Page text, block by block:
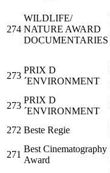
274
WILDLIFE/
NATURE AWARD
DOCUMENTARIES
273
PRIX D
´ENVIRONMENT
273
PRIX D
´ENVIRONMENT
272 Beste Regie
271
Best Cinematography
Award